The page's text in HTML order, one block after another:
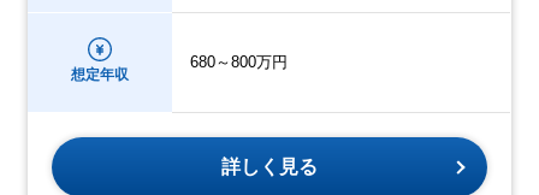
想定年収
680～800万円
詳しく見る